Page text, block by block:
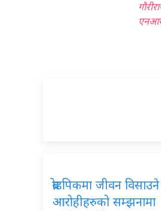
ब्रोडपिकमा जीवन विसाउने
आरोहीहरुको सम्झनामा